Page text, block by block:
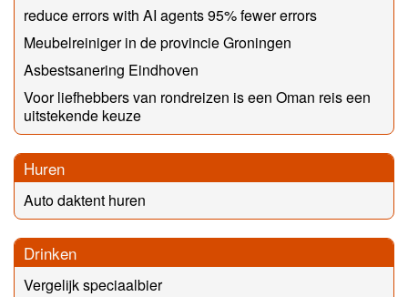
reduce errors with AI agents 95% fewer errors
Meubelreiniger in de provincie Groningen
Asbestsanering Eindhoven
Voor liefhebbers van rondreizen is een Oman reis een
uitstekende keuze
Huren
Auto daktent huren
Drinken
Vergelijk speciaalbier